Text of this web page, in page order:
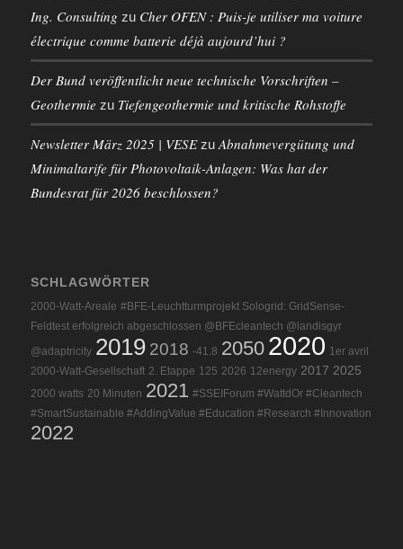
Ing. Consulting zu Cher OFEN : Puis-je utiliser ma voiture
électrique comme batterie déjà aujourd’hui ?
Der Bund veröffentlicht neue technische Vorschriften –
Geothermie zu Tiefengeothermie und kritische Rohstoffe
Newsletter März 2025 | VESEzu Abnahmevergütung und
Minimaltarife für Photovoltaik-Anlagen: Was hat der
Bundesrat für 2026 beschlossen?
SCHLAGWÖRTER
2000-Watt-Areale #BFE-Leuchtturmprojekt Sologrid: GridSense-
Feldtest erfolgreich abgeschlossen @BFEcleantech @landisgyr
@adaptricity 2019 2018 -41.8 2050 2020 1er avril
2000-Watt-Gesellschaft 2. Etappe 125 2026 12energy 2017 2025
2000 watts 20 Minuten 2021 #SSEIForum #WattdOr #Cleantech
#SmartSustainable #AddingValue #Education #Research #Innovation
2022